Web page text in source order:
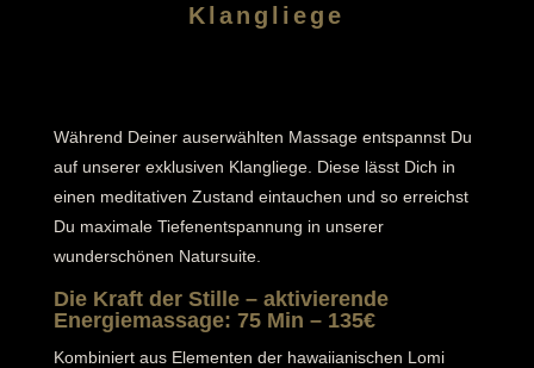
Klangliege
Während Deiner auserwählten Massage entspannst Du
auf unserer exklusiven Klangliege. Diese lässt Dich in
einen meditativen Zustand eintauchen und so erreichst
Du maximale Tiefenentspannung in unserer
wunderschönen Natursuite.
Die Kraft der Stille – aktivierende
Energiemassage: 75 Min – 135€
Kombiniert aus Elementen der hawaiianischen Lomi